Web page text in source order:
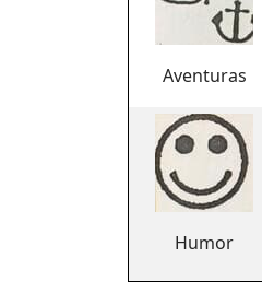
Aventuras
Humor